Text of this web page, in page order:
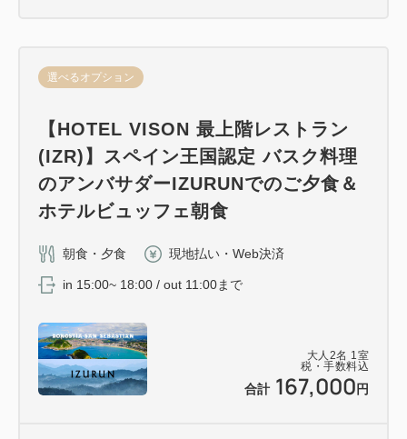
大人 2名 1室
税・手数料込
合計 167,000 円
選べるオプション
【HOTEL VISON 最上階レストラン
(IZR)】スペイン王国認定 バスク料理
のアンバサダーIZURUNでのご夕食＆
ホテルビュッフェ朝食
朝食・夕食 現地払い・Web決済
in 15:00~ 18:00 / out 11:00まで